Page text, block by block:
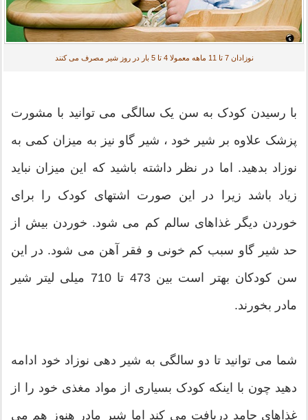
نوزادان 7 تا 11 ماهه معمولا 4 تا 5 بار در روز شیر مصرف می کنند
با رسیدن کودک به سن یک سالگی می توانید با مشورت
پزشک علاوه بر شیر خود ، شیر گاو نیز به میزان کمی به
نوزاد بدهید. اما در نظر داشته باشید که این میزان نباید
زیاد باشد زیرا در این صورت اشتهای کودک را برای
خوردن دیگر غذاهای سالم کم می شود. خوردن بیش از
حد شیر گاو سبب کم خونی و فقر آهن می شود. در این
سن کودکان بهتر است بین 473 تا 710 میلی لیتر شیر
مادر بخورند.
شما می توانید تا دو سالگی به شیر دهی نوزاد خود ادامه
دهید چون با اینکه کودک بسیاری از مواد مغذی خود را از
غذاهای جامد دریافت می کند اما شیر مادر هنوز هم می